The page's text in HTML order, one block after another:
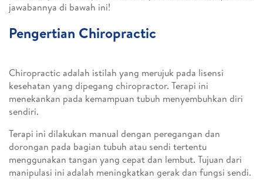
jawabannya di bawah ini!
Pengertian Chiropractic
Chiropractic adalah istilah yang merujuk pada lisensi
kesehatan yang dipegang chiropractor. Terapi ini
menekankan pada kemampuan tubuh menyembuhkan diri
sendiri.
Terapi ini dilakukan manual dengan peregangan dan
dorongan pada bagian tubuh atau sendi tertentu
menggunakan tangan yang cepat dan lembut. Tujuan dari
manipulasi ini adalah meningkatkan gerak dan fungsi sendi.